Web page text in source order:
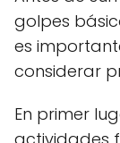
golpes
es
considerar
En primer